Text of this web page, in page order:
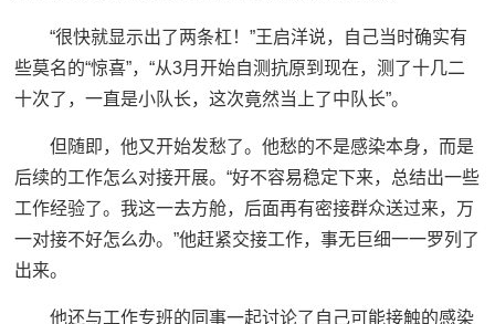
“很快就显示出了两条杠！”王启洋说，自己当时确实有
些莫名的“惊喜”，“从3月开始自测抗原到现在，测了十几二
十次了，一直是小队长，这次竟然当上了中队长”。
但随即，他又开始发愁了。他愁的不是感染本身，而是
后续的工作怎么对接开展。“好不容易稳定下来，总结出一些
工作经验了。我这一去方舱，后面再有密接群众送过来，万
一对接不好怎么办。”他赶紧交接工作，事无巨细一一罗列了
出来。
他还与工作专班的同事一起讨论了自己可能接触的感染